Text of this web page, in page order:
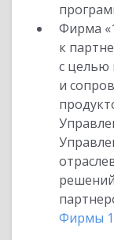
Фирма
к
с целью
и
Фирмы